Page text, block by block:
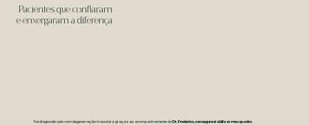
Pacientes que confiaram
e enxergaram a diferença
Fui diagnosticado com degeneração macular e graças ao acompanhamento doDr. Frederico, consegui estabilizar meu quadro.